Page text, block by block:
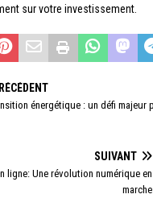
sur votre investissement.
énergétique : un défi majeur
SUIVANT
ligne: Une révolution numérique en
marche